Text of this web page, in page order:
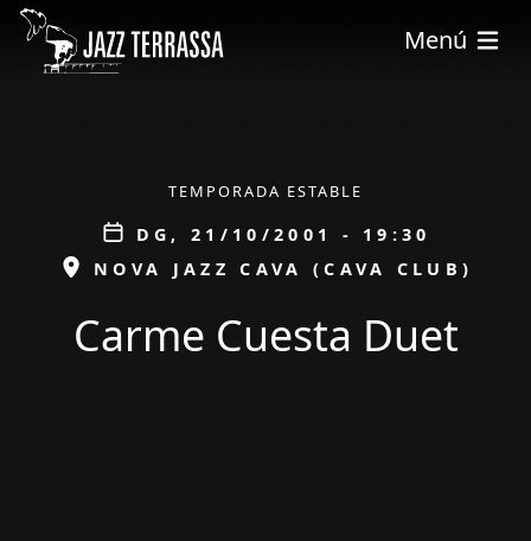
Vés al contingut
Menú
TEMPORADA ESTABLE
Data
DG, 21/10/2001 - 19:30
ESPAI
NOVA JAZZ CAVA (CAVA CLUB)
Carme Cuesta Duet